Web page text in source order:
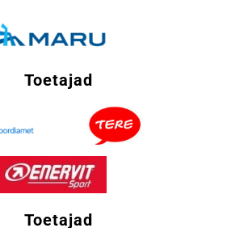
Toetajad
Toetajad